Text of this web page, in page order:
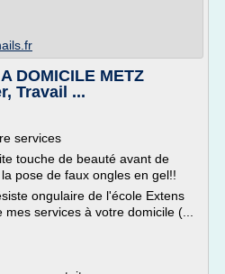
DOMICILE METZ
Travail ...
services
touche de beauté avant de
pose de faux ongles en gel!!
ongulaire de l'école Extens
services à votre domicile (...